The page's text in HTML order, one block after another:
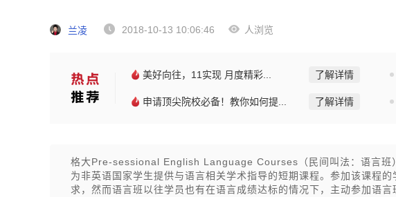
兰凌 2018-10-13 10:06:46 人浏览
美好向往，11实现 月度精彩... 了解详情
申请顶尖院校必备！教你如何提... 了解详情
格大Pre-sessional English Language Courses（民间叫法：语言班
为非英语国家学生提供与语言相关学术指导的短期课程。参加该课程
求，然而语言班以往学员也有在语言成绩达标的情况下，主动参加语